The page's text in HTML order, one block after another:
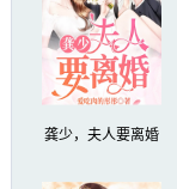
龚少，夫人要离婚